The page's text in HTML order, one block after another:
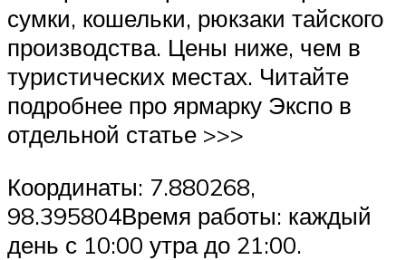
сумки, кошельки, рюкзаки тайского
производства. Цены ниже, чем в
туристических местах. Читайте
подробнее про ярмарку Экспо в
отдельной статье >>>
Координаты: 7.880268,
98.395804Время работы: каждый
день с 10:00 утра до 21:00.